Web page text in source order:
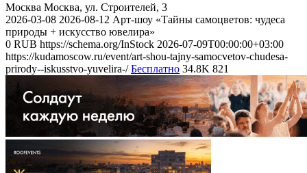
Москва Москва, ул. Строителей, 3
2026-03-08 2026-08-12 Арт-шоу «Тайны самоцветов: чудеса
природы + искусство ювелира»
0 RUB https://schema.org/InStock 2026-07-09T00:00:00+03:00
https://kudamoscow.ru/event/art-shou-tajny-samocvetov-chudesa-
prirody--iskusstvo-yuvelira-/ Бесплатно 34.8K 821